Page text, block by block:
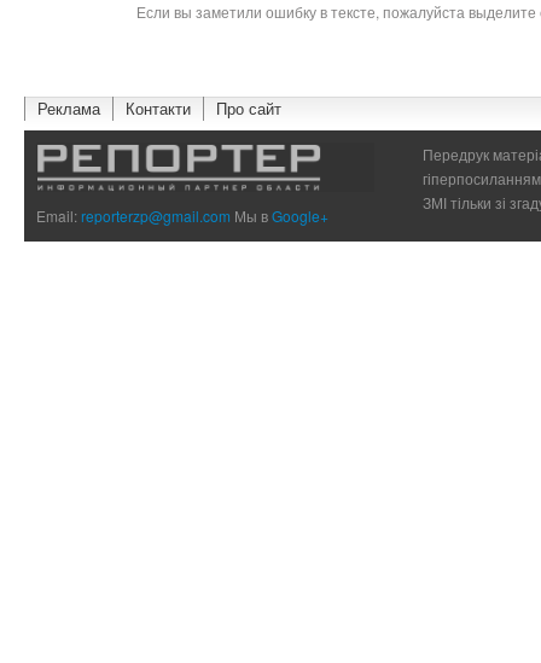
Если вы заметили ошибку в тексте, пожалуйста
Реклама Контакти Про сайт
Email:reporterzp@gmail.com Мы вGoogle+
Передрук
ЗМІ тільки зі